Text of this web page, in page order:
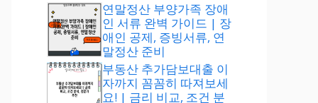
연말정산 부양가족 장애
인 서류 완벽 가이드 | 장
애인 공제, 증빙서류, 연
말정산 준비
부동산 추가담보대출 이
자까지 꼼꼼히 따져보세
요! | 금리 비교, 조건 분